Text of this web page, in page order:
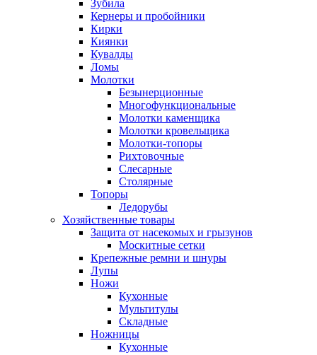
Зубила
Кернеры и пробойники
Кирки
Киянки
Кувалды
Ломы
Молотки
Безынерционные
Многофункциональные
Молотки каменщика
Молотки кровельщика
Молотки-топоры
Рихтовочные
Слесарные
Столярные
Топоры
Ледорубы
Хозяйственные товары
Защита от насекомых и грызунов
Москитные сетки
Крепежные ремни и шнуры
Лупы
Ножи
Кухонные
Мультитулы
Складные
Ножницы
Кухонные